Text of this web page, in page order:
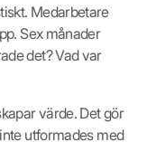
Medarbetare
Sex månader
det? Vad var
värde. Det gör
utformades med